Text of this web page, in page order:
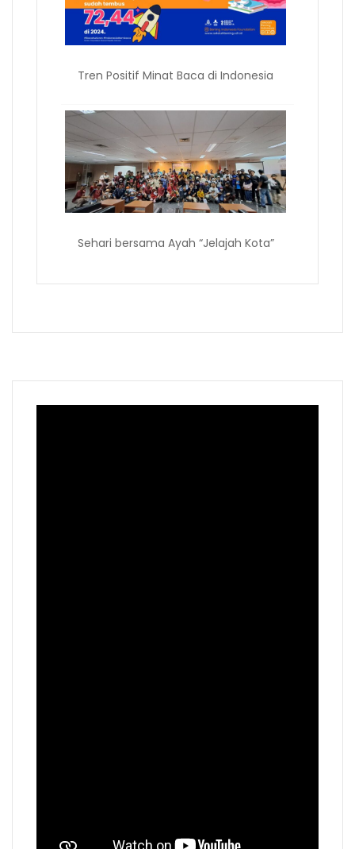
Tren Positif Minat Baca di Indonesia
Sehari bersama Ayah “Jelajah Kota”